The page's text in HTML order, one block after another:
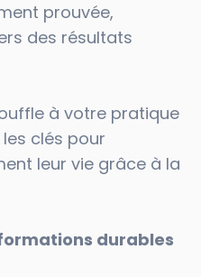
prouvée,
des résultats
à votre pratique
clés pour
leur vie grâce à la
durables